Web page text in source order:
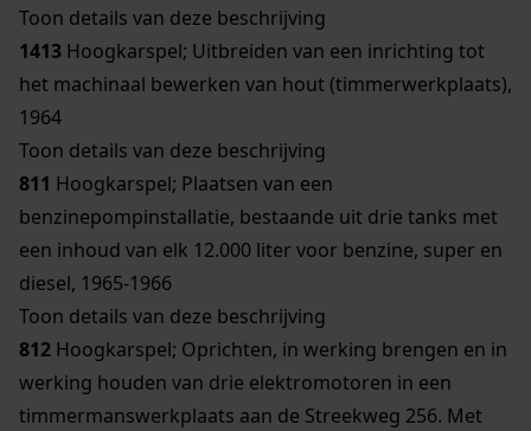
Toon details van deze beschrijving
1413 Hoogkarspel; Uitbreiden van een inrichting tot
het machinaal bewerken van hout (timmerwerkplaats),
1964
Toon details van deze beschrijving
811 Hoogkarspel; Plaatsen van een
benzinepompinstallatie, bestaande uit drie tanks met
een inhoud van elk 12.000 liter voor benzine, super en
diesel, 1965-1966
Toon details van deze beschrijving
812 Hoogkarspel; Oprichten, in werking brengen en in
werking houden van drie elektromotoren in een
timmermanswerkplaats aan de Streekweg 256. Met